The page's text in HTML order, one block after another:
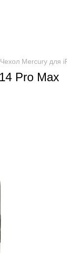
Чехол Mercury для
Pro Max